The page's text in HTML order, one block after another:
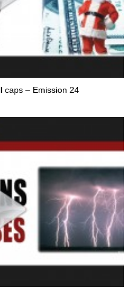
caps – Emission 24